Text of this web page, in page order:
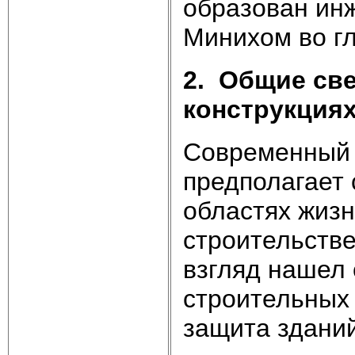
образован
Минихом во
2. Общие
Современный
предполагает
областях
взгляд
защита